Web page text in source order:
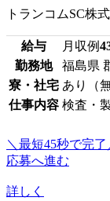
トランコムSC株
給与 月収例
勤務地
福島県
寮・社宅 あり（
仕事内容 検査・
＼最短45秒で完了
応募へ進む
詳しく